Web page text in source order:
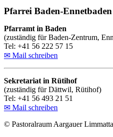
Pfarrei Baden-Ennetbaden
Pfarramt in Baden
(zuständig für Baden-Zentrum,
Tel: +41 56 222 57 15
✉ Mail schreiben
Sekretariat in Rütihof
(zuständig für Dättwil, Rütihof)
Tel: +41 56 493 21 51
✉ Mail schreiben
© Pastoralraum Aargauer